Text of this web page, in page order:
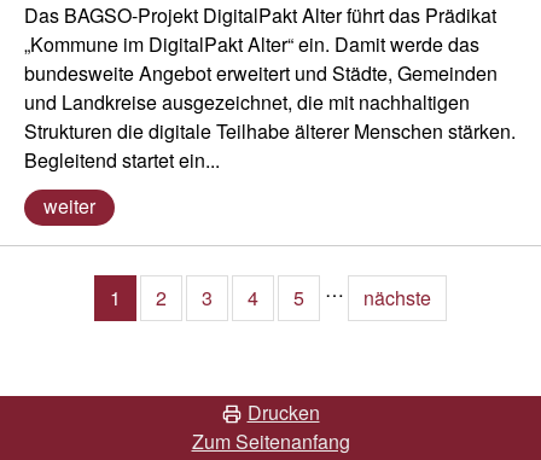
Das BAGSO-Projekt DigitalPakt Alter führt das Prädikat
„Kommune im DigitalPakt Alter“ ein. Damit werde das
bundesweite Angebot erweitert und Städte, Gemeinden
und Landkreise ausgezeichnet, die mit nachhaltigen
Strukturen die digitale Teilhabe älterer Menschen stärken.
Begleitend startet ein...
weiter
1 2 3 4 5 … nächste
Drucken
Zum Seitenanfang